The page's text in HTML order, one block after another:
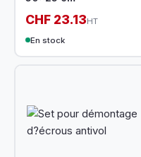
CHF 23.13HT
En stock